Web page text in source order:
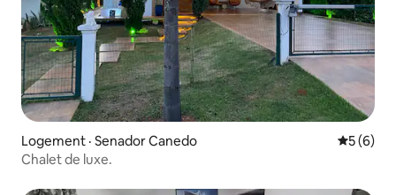
Logement · Senador Canedo Note
5 (6)
Chalet de luxe.